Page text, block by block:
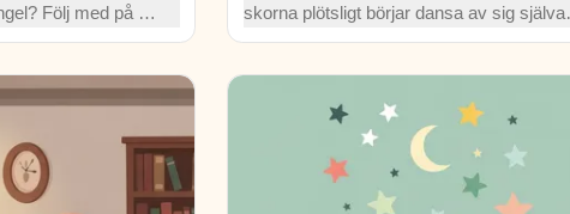
Följ med på ett
krafter
pilträd
skorna plötsligt börjar dansa av sig själva,
lär hon sig vad som är viktigast: kärlek,
ansvar och ödmjukhet. En stark klassisk
saga om val och förlåtelse.